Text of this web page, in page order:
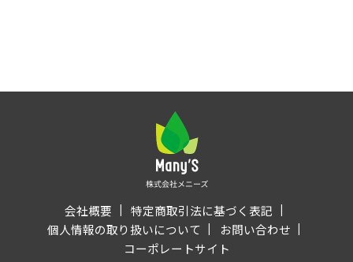
会社概要
特定商取引法に基づく表記
個人情報の取り扱いについて
お問い合わせ
コーポレートサイト